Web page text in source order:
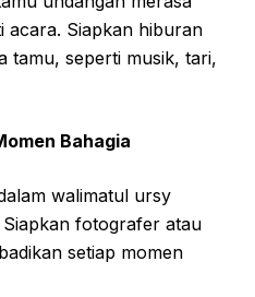
acara. Siapkan hiburan
tamu, seperti musik, tari,
Bahagia
walimatul ursy
fotografer atau
setiap momen